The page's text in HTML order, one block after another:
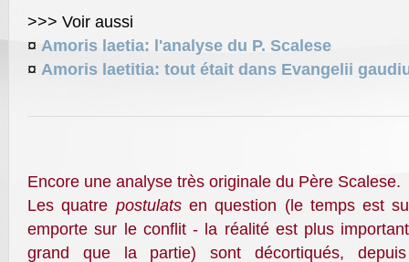
>>> Voir aussi
¤ Amoris laetia: l'analyse du P. Scalese
¤ Amoris laetitia: tout était dans Evangelii
Encore une analyse très originale du Père Scalese.
Les quatre postulatsen question (le temps est
emporte sur le conflit - la réalité est plus
grand que la partie) sont décortiqués,